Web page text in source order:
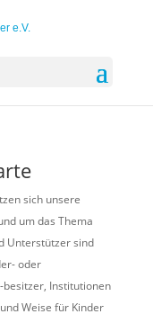
sich unsere
um das Thema
Unterstützer sind
oder
besitzer, Institutionen
Weise für Kinder